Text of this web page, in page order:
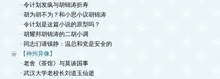
· 令计划发疯与胡锦涛折寿
· 胡为胡不为？和小思小议胡锦涛
· 令计划是这篇小说的原型吗？
· 胡耀邦胡锦涛的二胡小调
· 同志们请镇静：温总和党是安全的
【神州异像】
· 老舍《茶馆》与莫谈国事
· 武汉大学老校长刘道玉仙逝